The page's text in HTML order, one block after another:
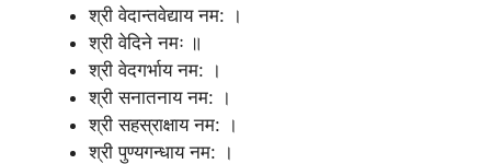
श्री वेदान्तवेद्याय नम: ।
श्री वेदिने नमः ॥
श्री वेदगर्भाय नम: ।
श्री सनातनाय नम: ।
श्री सहस्राक्षाय नम: ।
श्री पुण्यगन्धाय नम: ।